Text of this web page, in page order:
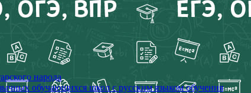
народа
обучающихся школ с русским языком обучения